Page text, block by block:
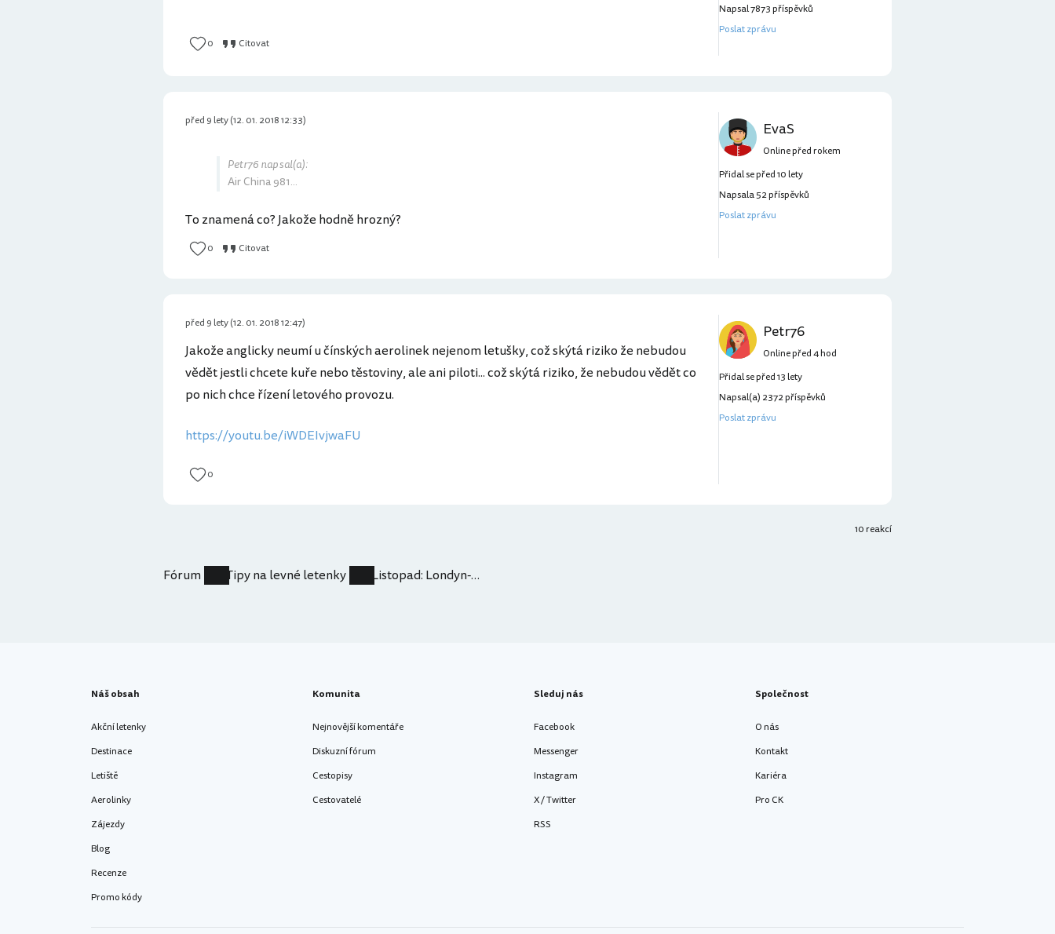
0 Citovat
Napsal 7873 příspěvků
Poslat zprávu
Petr76 napsal(a):
Air China 981...
To znamená co? Jakože hodně hrozný?
0 Citovat
EvaS
před 9 lety (12. 01. 2018 12:33)
Online před rokem
Přidal se před 10 lety
Napsala 52 příspěvků
Poslat zprávu
Jakože anglicky neumí u čínských aerolinek nejenom letušky, což skýtá riziko že nebudou
vědět jestli chcete kuře nebo těstoviny, ale ani piloti... což skýtá riziko, že nebudou vědět co
po nich chce řízení letového provozu.
https://youtu.be/iWDEIvjwaFU
0
Petr76
před 9 lety (12. 01. 2018 12:47)
Online před 4 hod
Přidal se před 13 lety
Napsal(a) 2372 příspěvků
Poslat zprávu
10 reakcí
Fórum Tipy na levné letenky Listopad: Londyn-Brisbane-Sydney-Londyn za 12 941,-
Náš obsah
Akční letenky
Destinace
Letiště
Aerolinky
Zájezdy
Blog
Recenze
Promo kódy
Komunita
Nejnovější komentáře
Diskuzní fórum
Cestopisy
Cestovatelé
Sleduj nás
Facebook
Messenger
Instagram
X / Twitter
RSS
Společnost
O nás
Kontakt
Kariéra
Pro CK